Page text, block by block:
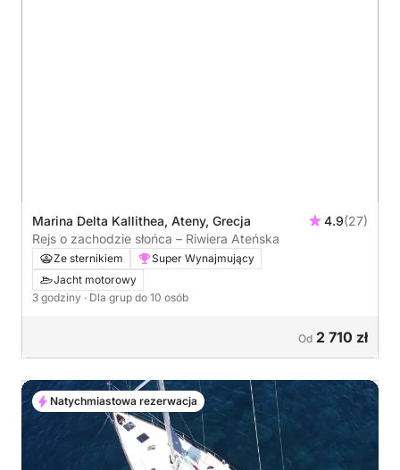
Marina Delta Kallithea, Ateny, Grecja 4.9(27)
Rejs o zachodzie słońca – Riwiera Ateńska
Ze sternikiem
Super Wynajmujący
Jacht motorowy
3 godziny · Dla grup do 10 osób
Od 2 710 zł
Natychmiastowa rezerwacja